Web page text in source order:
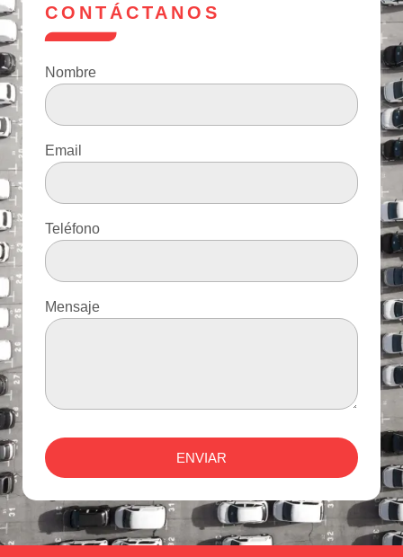
CONTÁCTANOS
Nombre
Email
Teléfono
Mensaje
ENVIAR